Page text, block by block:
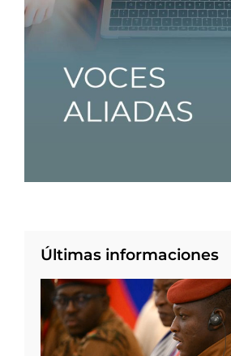
Últimas informaciones